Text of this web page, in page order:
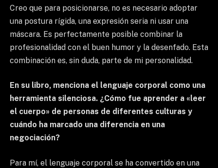
Creo que para posicionarse, no es necesario adoptar
una postura rígida, una expresión seria ni usar una
máscara. Es perfectamente posible combinar la
profesionalidad con el buen humor y la desenfado. Esta
combinación es, sin duda, parte de mi personalidad.
En su libro, menciona el lenguaje corporal como una
herramienta silenciosa. ¿Cómo fue aprender a «leer
el cuerpo» de personas de diferentes culturas y
cuándo ha marcado una diferencia en una
negociación?
Para mí, el lenguaje corporal se ha convertido en una